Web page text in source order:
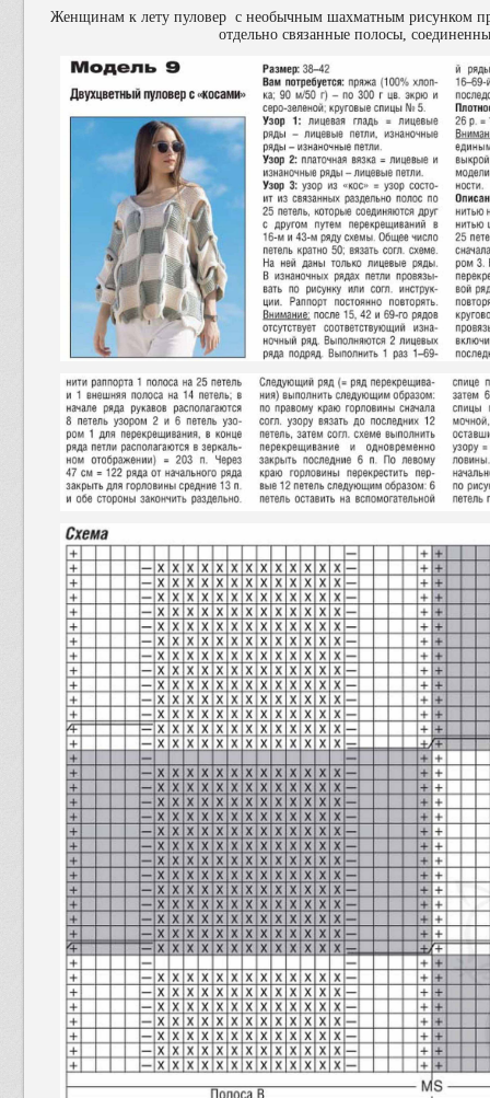
Женщинам к лету пуловер с необычным шахматным рисунком
отдельно связанные полосы,